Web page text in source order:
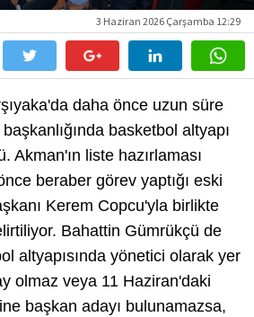
3 Haziran 2026 Çarşamba 12:29
daha önce uzun süre
basketbol altyapı
Akman'ın liste hazırlaması
beraber görev yaptığı eski
Kerem Copcu'yla birlikte
Bahattin Gümrükçü de
altyapısında yönetici olarak yer
olmaz veya 11 Haziran'daki
başkan adayı bulunamazsa,